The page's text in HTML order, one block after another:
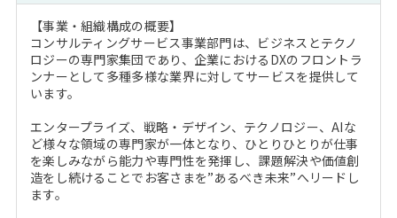
MBAを生かす求人特集
年齢と年収の相関図
MBA NETWORKING
【事業・組織構成の概要】
コンサルティングサービス事業部門は、ビジネスとテクノ
ロジーの専門家集団であり、企業におけるDXのフロントラ
ンナーとして多種多様な業界に対してサービスを提供して
います。
エンタープライズ、戦略・デザイン、テクノロジー、AIな
ど様々な領域の専門家が一体となり、ひとりひとりが仕事
を楽しみながら能力や専門性を発揮し、課題解決や価値創
造をし続けることでお客さまを”あるべき未来”へリードし
ます。